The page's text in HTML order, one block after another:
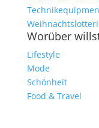
Worüber
Lifestyle
Mode
Schönheit
Food & Travel